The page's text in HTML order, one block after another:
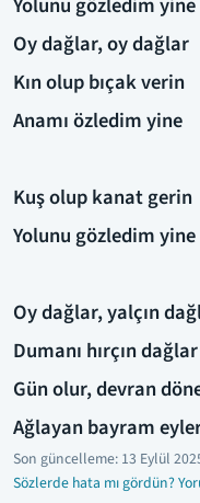
Oy dağlar, oy dağlar
Kın olup bıçak verin
Anamı özledim yine
Kuş olup kanat gerin
Yolunu gözledim yine
Oy dağlar, yalçın
Dumanı hırçın dağlar
Gün olur, devran
Ağlayan bayram
Son güncelleme: 13 Eylül
Sözlerde hata mı gördün?